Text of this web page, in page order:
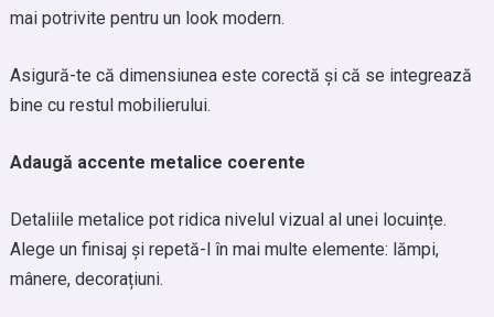
mai potrivite pentru un look modern.
Asigură-te că dimensiunea este corectă și că se integrează
bine cu restul mobilierului.
Adaugă accente metalice coerente
Detaliile metalice pot ridica nivelul vizual al unei locuințe.
Alege un finisaj și repetă-l în mai multe elemente: lămpi,
mânere, decorațiuni.